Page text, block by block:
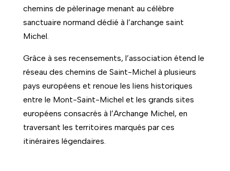
chemins de pèlerinage menant au célèbre
sanctuaire normand dédié à l’archange saint
Michel.
Grâce à ses recensements, l’association étend le
réseau des chemins de Saint-Michel à plusieurs
pays européens et renoue les liens historiques
entre le Mont-Saint-Michel et les grands sites
européens consacrés à l’Archange Michel, en
traversant les territoires marqués par ces
itinéraires légendaires.